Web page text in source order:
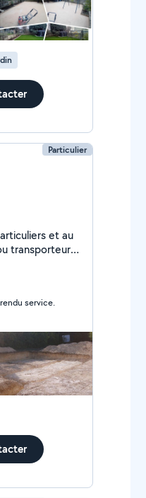
Particulier